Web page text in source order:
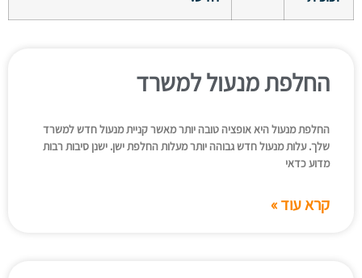
החלפת מנעול למשרד
החלפת מנעול היא אופציה טובה יותר מאשר קניית מנעול חדש למשרד
שלך. עלות מנעול חדש גבוהה יותר מעלות החלפת ישן. ישנן סיבות רבות
מדוע כדאי
קרא עוד »